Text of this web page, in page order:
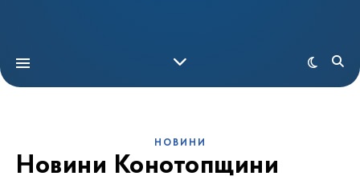
НОВИНИ
Новини Конотопщини